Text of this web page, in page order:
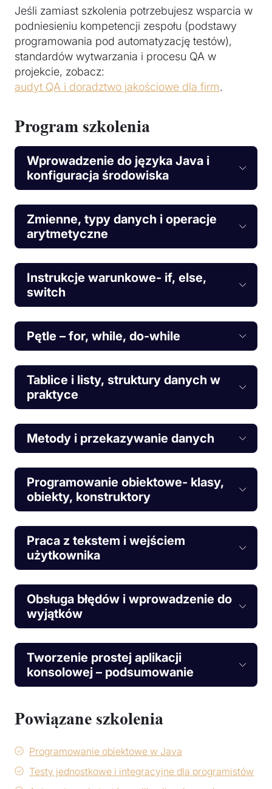
Jeśli zamiast szkolenia potrzebujesz wsparcia w
podniesieniu kompetencji zespołu (podstawy
programowania pod automatyzację testów),
standardów wytwarzania i procesu QA w
projekcie, zobacz:
audyt QA i doradztwo jakościowe dla firm.
Program szkolenia
Wprowadzenie do języka Java i
konfiguracja środowiska
Zmienne, typy danych i operacje
arytmetyczne
Instrukcje warunkowe- if, else,
switch
Pętle – for, while, do-while
Tablice i listy, struktury danych w
praktyce
Metody i przekazywanie danych
Programowanie obiektowe- klasy,
obiekty, konstruktory
Praca z tekstem i wejściem
użytkownika
Obsługa błędów i wprowadzenie do
wyjątków
Tworzenie prostej aplikacji
konsolowej – podsumowanie
Powiązane szkolenia
Programowanie obiektowe w Java
Testy jednostkowe i integracyjne dla programistów